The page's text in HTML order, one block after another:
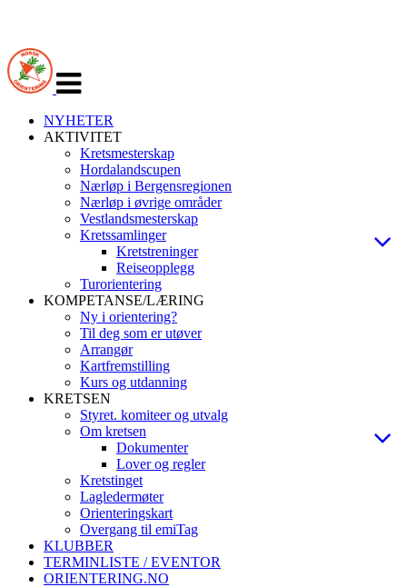
navigasjon
NYHETER
AKTIVITET
Kretsmesterskap
Hordalandscupen
Nærløp i Bergensregionen
Nærløp i øvrige områder
Vestlandsmesterskap
Kretssamlinger
Kretstreninger
Reiseopplegg
Turorientering
KOMPETANSE/LÆRING
Ny i orientering?
Til deg som er utøver
Arrangør
Kartfremstilling
Kurs og utdanning
KRETSEN
Styret. komiteer og utvalg
Om kretsen
Dokumenter
Lover og regler
Kretstinget
Lagledermøter
Orienteringskart
Overgang til emiTag
KLUBBER
TERMINLISTE / EVENTOR
ORIENTERING.NO